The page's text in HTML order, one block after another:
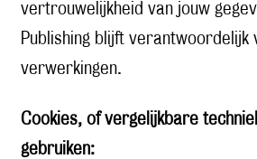
vertrouwelijkheid van jouw
Publishing blijft verantwoordelijk
verwerkingen.
Cookies, of vergelijkbare
gebruiken: